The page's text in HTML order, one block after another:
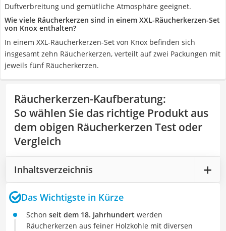
Duftverbreitung und gemütliche Atmosphäre geeignet.
Wie viele Räucherkerzen sind in einem XXL-Räucherkerzen-Set
von Knox enthalten?
In einem XXL-Räucherkerzen-Set von Knox befinden sich
insgesamt zehn Räucherkerzen, verteilt auf zwei Packungen mit
jeweils fünf Räucherkerzen.
Räucherkerzen-Kaufberatung:
So wählen Sie das richtige Produkt aus
dem obigen Räucherkerzen Test oder
Vergleich
Inhaltsverzeichnis
Das Wichtigste in Kürze
Schon seit dem 18. Jahrhundert werden
Räucherkerzen aus feiner Holzkohle mit diversen